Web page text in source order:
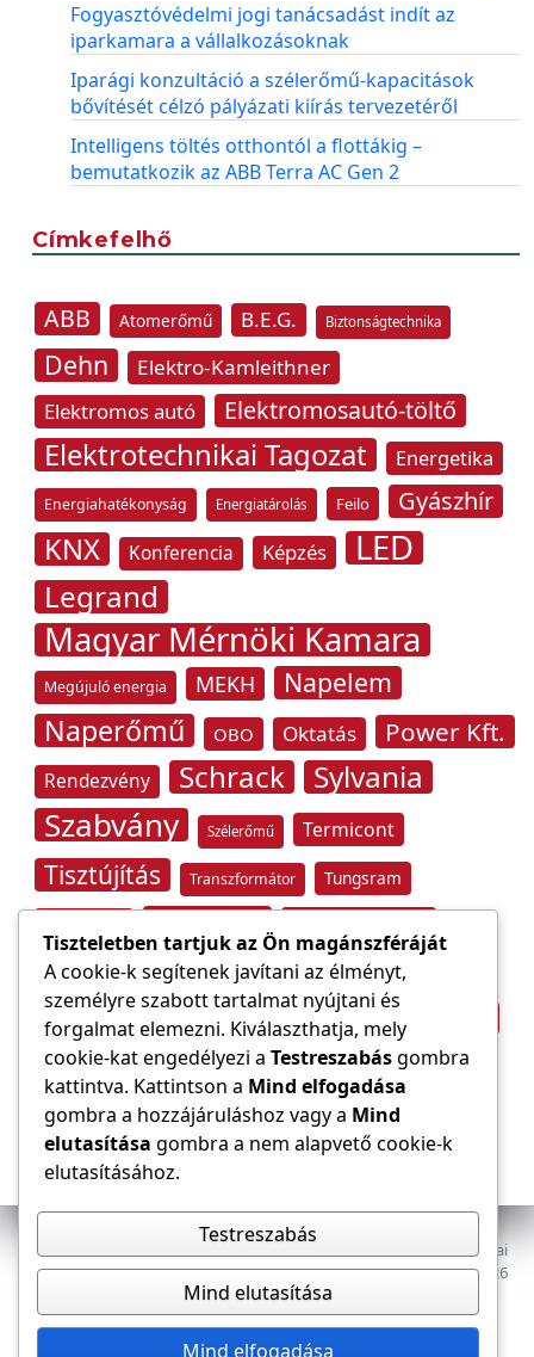
Fogyasztóvédelmi jogi tanácsadást indít az
iparkamara a vállalkozásoknak
Iparági konzultáció a szélerőmű-kapacitások
bővítését célzó pályázati kiírás tervezetéről
Intelligens töltés otthontól a flottákig –
bemutatkozik az ABB Terra AC Gen 2
Címkefelhő
ABB Atomerőmű B.E.G. Biztonságtechnika
Dehn
Elektro-Kamleithner
Elektromos autó
Elektromosautó-töltő
Elektrotechnikai Tagozat Energetika
Energiahatékonyság Energiatárolás Feilo Gyászhír
KNX Konferencia Képzés LED
Legrand
Magyar Mérnöki Kamara
Megújuló energia MEKH Napelem
Naperőmű OBO Oktatás Power Kft.
Rendezvény Schrack Sylvania
Szabvány Szélerőmű Termicont
Tisztújítás Transzformátor Tungsram
Villámvédelem
Világítástechnika Áramfogyasztás
Áramszolgáltató Építőipar átviteli hálózat
Az E-VILLAMOS szaklap a Magyar Mérnöki Kamara Elektrotechnikai
Tagozatának lapja. Minden jog fenntartva, © 2009–2026
Dokumentumok Tagozat
Tiszteletben tartjuk az Ön magánszféráját
A cookie-k segítenek javítani az élményt,
személyre szabott tartalmat nyújtani és
forgalmat elemezni. Kiválaszthatja, mely
cookie-kat engedélyezi a Testreszabásgombra
kattintva. Kattintson a Mind elfogadása
gombra a hozzájáruláshoz vagy a Mind
elutasítása gombra a nem alapvető cookie-k
elutasításához.
Testreszabás
Mind elutasítása
Mind elfogadása